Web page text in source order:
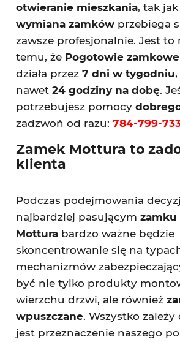
otwieranie mieszkania, tak jak
wymiana zamkówprzebiega
zawsze profesjonalnie. Jest to
temu, że Pogotowie
działa przez 7 dni w tygodniu
nawet 24 godziny na dobę.
potrzebujesz pomocy
zadzwoń od razu: 784-799-
Zamek Mottura to
klienta
Podczas podejmowania
najbardziej pasującym zamku
Motturabardzo ważne będzie
skoncentrowanie się na
mechanizmów
być nie tylko produkty
wierzchu drzwi, ale również
wpuszczane. Wszystko zależy
jest przeznaczenie naszego